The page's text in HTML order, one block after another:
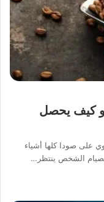
و كيف يحصل
على صودا كلها أشياء
الشخص ينتظر…